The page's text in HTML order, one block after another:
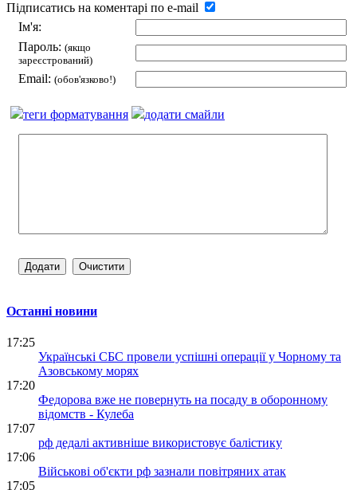
Підписатись на коментарі по e-mail
Ім'я:
Пароль: (якщо
зареєстрований)
Email: (обов'язково!)
теги форматування додати смайли
Останні новини
17:25
Українські СБС провели успішні операції у Чорному та
Азовському морях
17:20
Федорова вже не повернуть на посаду в оборонному
відомств - Кулеба
17:07
рф дедалі активніше використовує балістику
17:06
Військові об'єкти рф зазнали повітряних атак
17:05